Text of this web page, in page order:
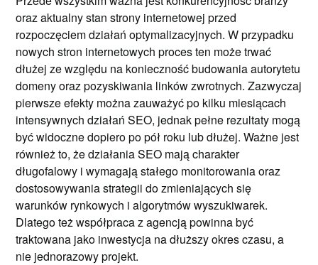
oraz aktualny stan strony internetowej przed
rozpoczęciem działań optymalizacyjnych. W przypadku
nowych stron internetowych proces ten może trwać
dłużej ze względu na konieczność budowania autorytetu
domeny oraz pozyskiwania linków zwrotnych. Zazwyczaj
pierwsze efekty można zauważyć po kilku miesiącach
intensywnych działań SEO, jednak pełne rezultaty mogą
być widoczne dopiero po pół roku lub dłużej. Ważne jest
również to, że działania SEO mają charakter
długofalowy i wymagają stałego monitorowania oraz
dostosowywania strategii do zmieniających się
warunków rynkowych i algorytmów wyszukiwarek.
Dlatego też współpraca z agencją powinna być
traktowana jako inwestycja na dłuższy okres czasu, a
nie jednorazowy projekt.